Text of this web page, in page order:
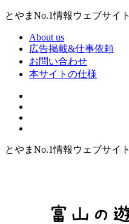
とやまNo.1情報ウェブサイト
About us
広告掲載&仕事依頼
お問い合わせ
本サイトの仕様
とやまNo.1情報ウェブサイト